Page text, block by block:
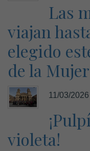
Las
viajan
elegido
de la
11/03/2026
violeta!